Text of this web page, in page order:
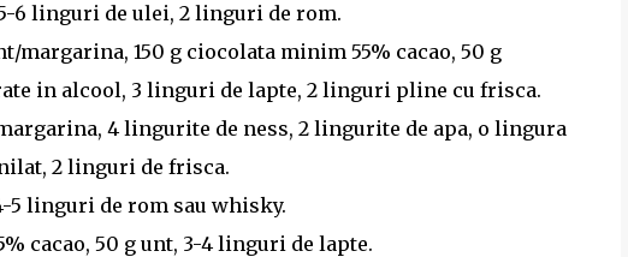
6 linguri de ulei, 2 linguri de rom.
margarina, 150 g ciocolata minim 55% cacao, 50 g
in alcool, 3 linguri de lapte, 2 linguri pline cu frisca.
4 lingurite de ness, 2 lingurite de apa, o lingura
2 linguri de frisca.
5 linguri de rom sau whisky.
cacao, 50 g unt, 3-4 linguri de lapte.